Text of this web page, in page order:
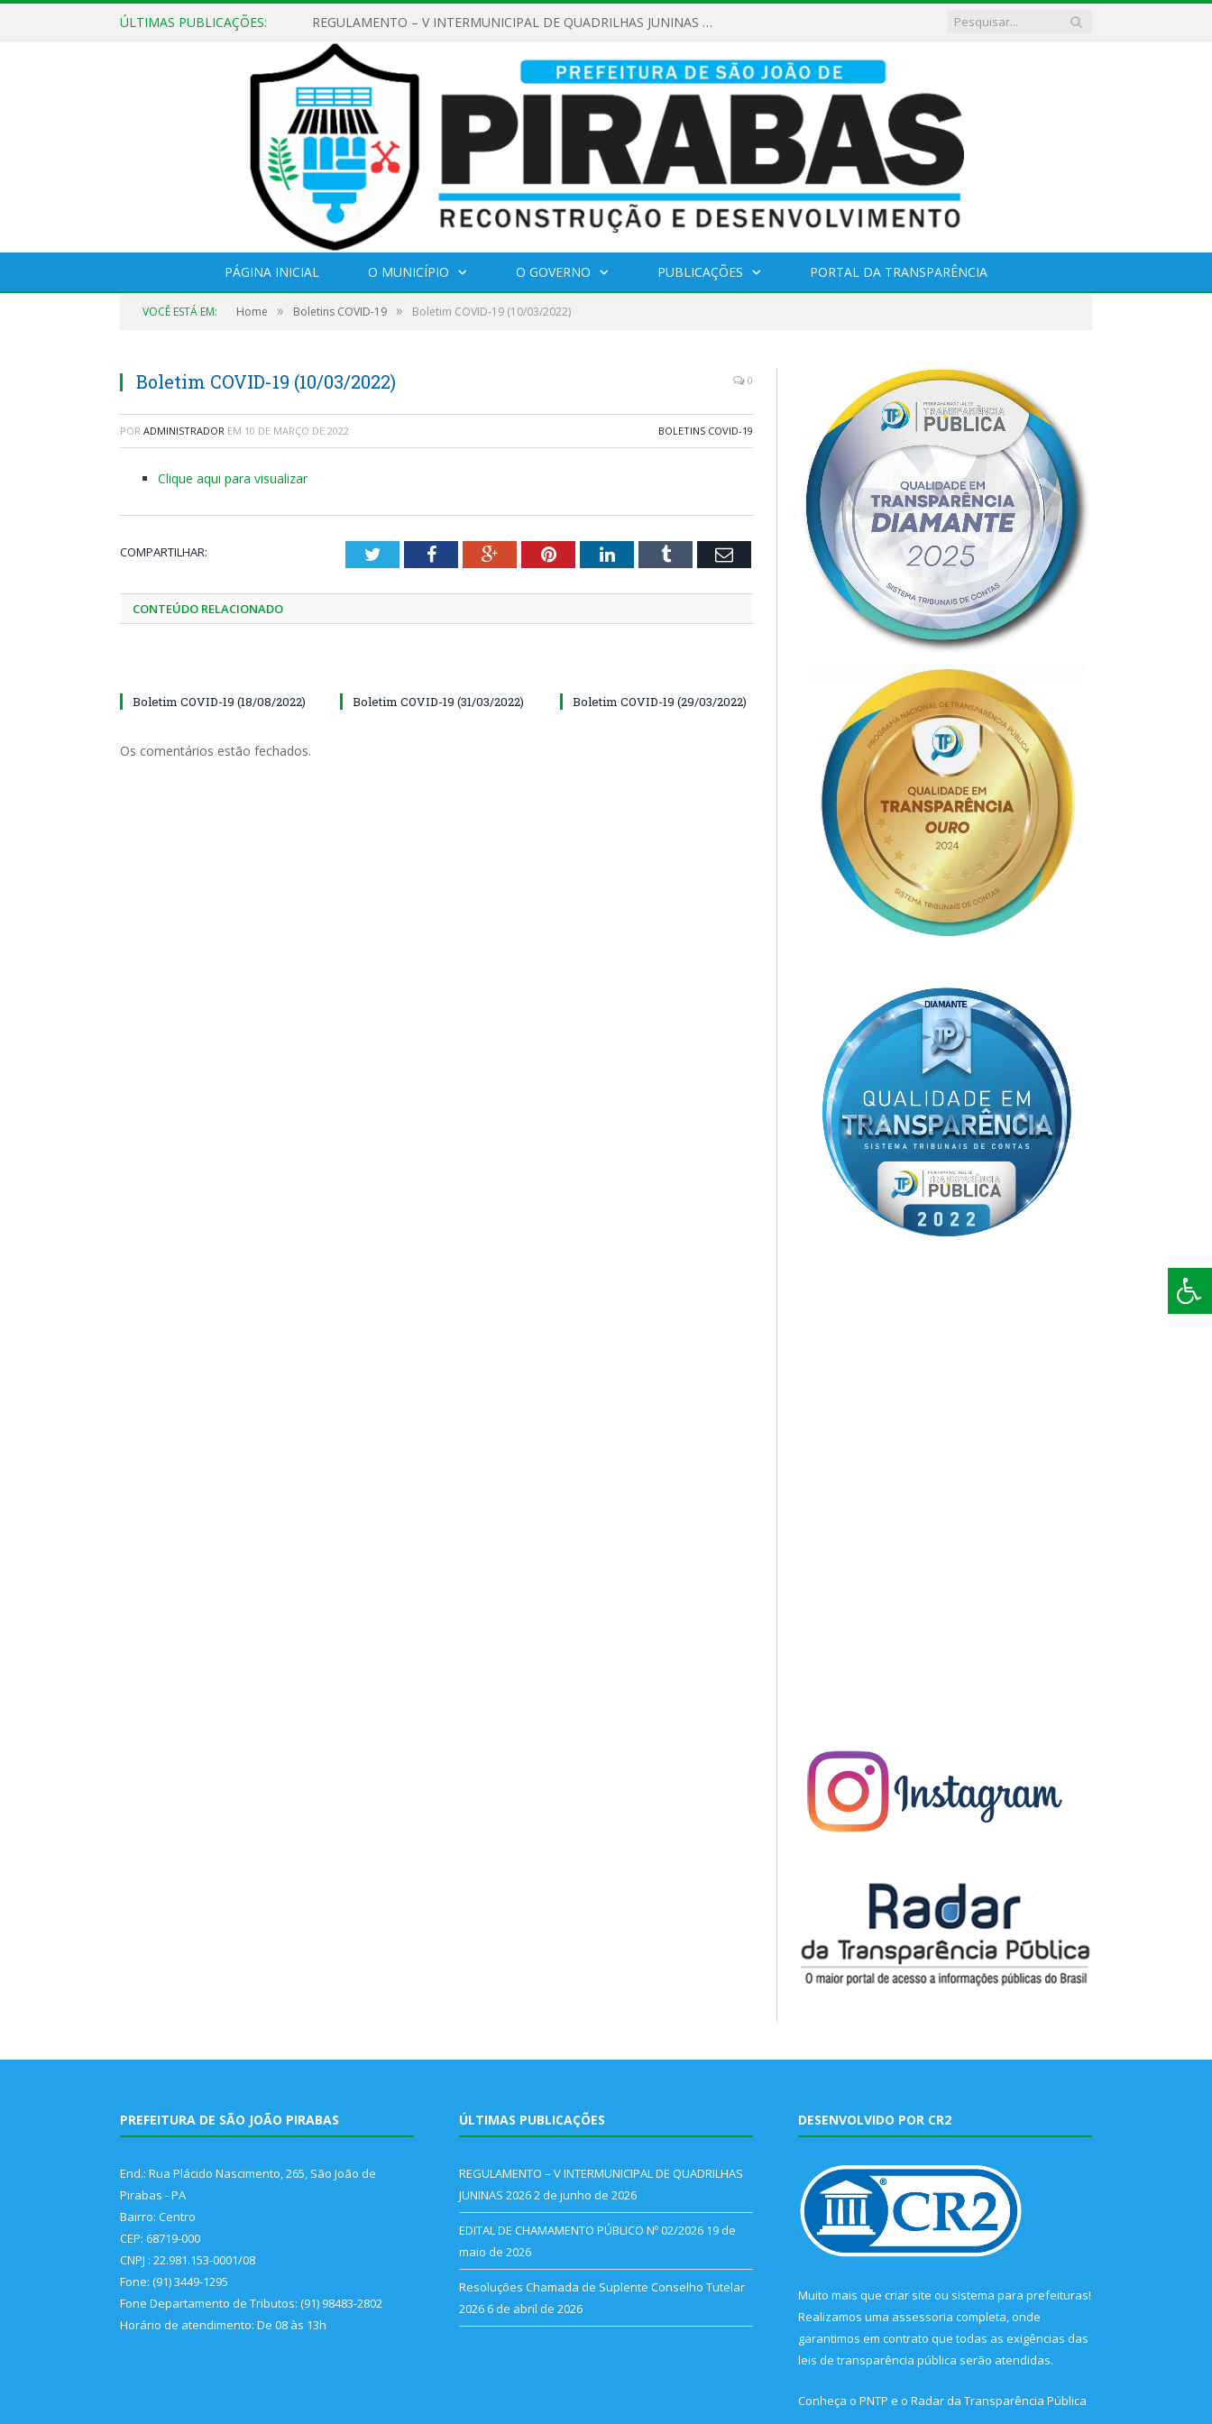
ÚLTIMAS PUBLICAÇÕES: REGULAMENTO – V INTERMUNICIPAL DE QUADRILHAS JUNINAS 2026
PÁGINA INICIAL O MUNICÍPIO O GOVERNO PUBLICAÇÕES PORTAL DA TRANSPARÊNCIA
VOCÊ ESTÁ EM: Home » Boletins COVID-19 » Boletim COVID-19 (10/03/2022)
Boletim COVID-19 (10/03/2022) 0
POR ADMINISTRADOR EM 10 DE MARÇO DE 2022 BOLETINS COVID-19
Clique aqui para visualizar
COMPARTILHAR: TwitterFacebookGoogle+PinterestLinkedInTumblr Email
CONTEÚDO RELACIONADO
Boletim COVID-19 (18/08/2022) Boletim COVID-19 (31/03/2022) Boletim COVID-19 (29/03/2022)
Os comentários estão fechados.
PREFEITURA DE SÃO JOÃO PIRABAS
End.: Rua Plácido Nascimento, 265, São João de
Pirabas - PA
Bairro: Centro
CEP: 68719-000
CNPJ : 22.981.153-0001/08
Fone: (91) 3449-1295
Fone Departamento de Tributos: (91) 98483-2802
Horário de atendimento: De 08 às 13h
ÚLTIMAS PUBLICAÇÕES
REGULAMENTO – V INTERMUNICIPAL DE QUADRILHAS
JUNINAS 20262 de junho de 2026
EDITAL DE CHAMAMENTO PÚBLICO Nº 02/2026 19 de
maio de 2026
Resoluções Chamada de Suplente Conselho Tutelar
2026 6 de abril de 2026
DESENVOLVIDO POR CR2
Muito mais que criar site ou sistema para prefeituras!
Realizamos uma assessoria completa, onde
garantimos em contrato que todas as exigências das
leis de transparência pública serão atendidas.
Conheça o PNTP e o Radar da Transparência Pública